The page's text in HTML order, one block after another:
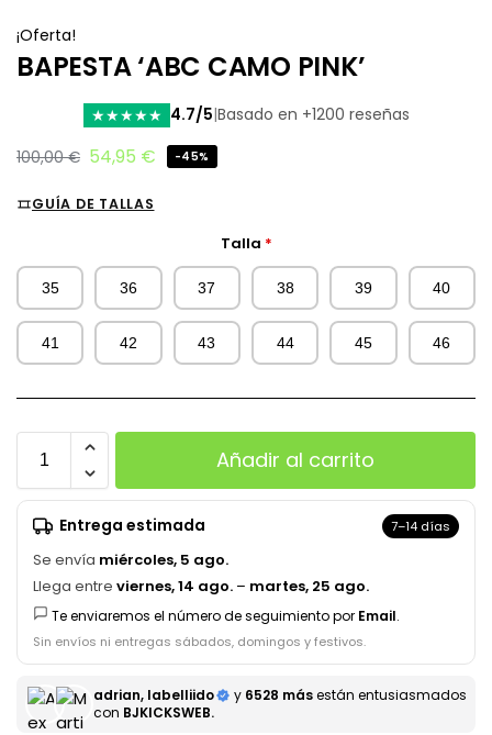
¡Oferta!
BAPESTA ‘ABC CAMO PINK’
★★★★★ 4.7/5|Basado en +1200 reseñas
100,00€ 54,95 € -45%
GUÍA DE TALLAS
Talla *
35 36 37 38 39 40
41 42 43 44 45 46
Añadir al carrito
Entrega estimada 7–14 días
Se envía miércoles, 5 ago.
Llega entre viernes, 14 ago. – martes, 25 ago.
Te enviaremos el número de seguimiento por Email.
Sin envíos ni entregas sábados, domingos y festivos.
adrian, labelliido y 6528 másestán entusiasmados
con BJKICKSWEB.